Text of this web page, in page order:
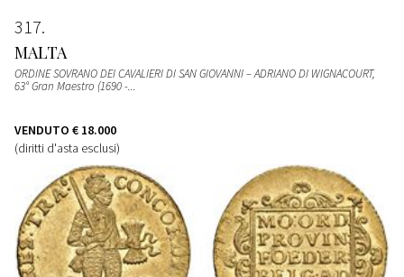
317
MALTA
ORDINE SOVRANO DEI CAVALIERI DI SAN GIOVANNI – ADRIANO DI WIGNACOURT,
63° Gran Maestro (1690 -...
VENDUTO € 18.000
(diritti d'asta esclusi)